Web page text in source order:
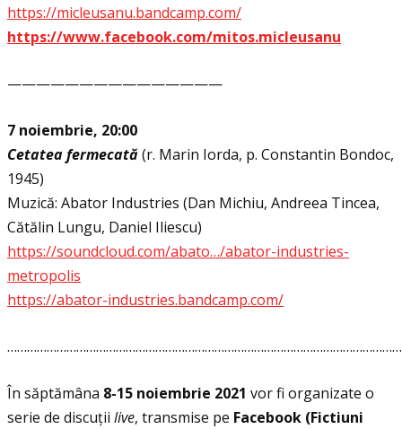
https://micleusanu.bandcamp.com/
https://www.facebook.com/mitos.micleusanu
———————————————
7 noiembrie, 20:00
Cetatea fermecată(r. Marin Iorda, p. Constantin Bondoc,
1945)
Muzică: Abator Industries (Dan Michiu, Andreea Tincea,
Cătălin Lungu, Daniel Iliescu)
https://soundcloud.com/abato…/abator-industries-
metropolis
https://abator-industries.bandcamp.com/
În săptămâna 8-15 noiembrie 2021 vor fi organizate o
serie de discuții live, transmise pe Facebook (Fictiuni